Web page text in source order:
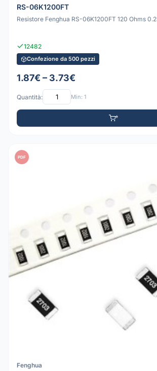
RS-06K1200FT
Resistore Fenghua RS-06K1200FT 120 Ohms
12482
Confezione da 500 pezzi
1.87€ – 3.73€
Quantità: Min: 1
PDF
Fenghua